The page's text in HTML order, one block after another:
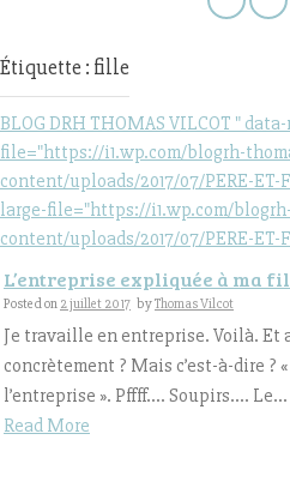
Étiquette : fille
BLOG DRH THOMAS VILCOT "
file="https://i1.wp.com/blogrh-
content/uploads/2017/07/PERE-
large-file="https://i1.wp.com/
content/uploads/2017/07/PERE-
L’entreprise expliquée à ma
Posted on 2 juillet 2017 byThomas Vilcot
Je travaille en entreprise. Voilà. Et
concrètement ? Mais c’est-à-dire ?
l’entreprise ». Pffff…. Soupirs…. Le...
Read More